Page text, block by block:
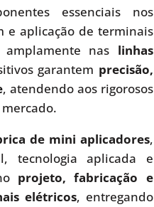
essenciais nos
e aplicação de terminais
nas linhas
garantem precisão,
, atendendo aos rigorosos
de mini aplicadores,
tecnologia aplicada e
projeto, fabricação e
elétricos, entregando